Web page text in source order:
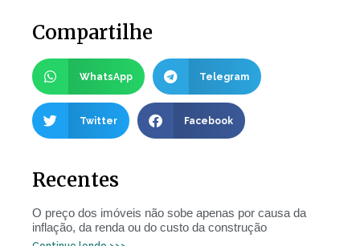
Compartilhe
WhatsApp Telegram
Twitter Facebook
Recentes
O preço dos imóveis não sobe apenas por causa da
inflação, da renda ou do custo da construção